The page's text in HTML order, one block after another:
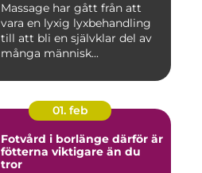
Massage har gått från att
vara en lyxig lyxbehandling
till att bli en självklar del av
många människ...
01. feb
Fotvård i borlänge därför är
fötterna viktigare än du
tror